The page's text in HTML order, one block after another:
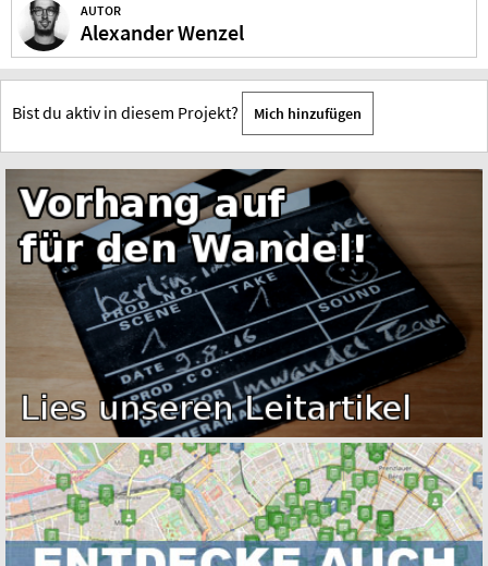
AUTOR
Alexander Wenzel
Bist du aktiv in diesem Projekt? Mich hinzufügen